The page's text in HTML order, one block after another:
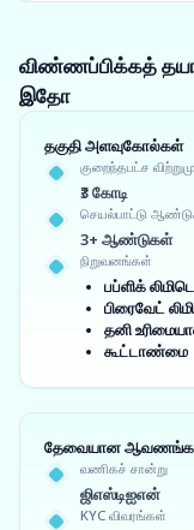
விண்ணப்பிக்கத்
இதோ
தகுதி அளவுகோல்கள்
குறைந்தபட்ச
₹3 கோடி
செயல்பாட்டு
3+ ஆண்டுகள்
நிறுவனங்கள்
பப்ளிக்
பிரைவேட்
தனி
கூட்டாண்மை
தேவையான
வணிகச் சான்று
ஜிஎஸ்டிஐஎன்
KYC விவரங்கள்